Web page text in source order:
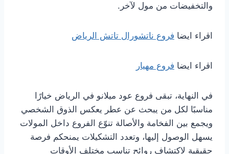
والتخفيضات من مول لآخر.
اقراء ايضا فروع ناتشورال تاتش الرياض
اقراء ايضا فروع مهيار
في النهاية، تبقى فروع عود ميلانو في الرياض خيارًا
مناسبًا لكل من يبحث عن عطر يعكس الذوق الشخصي
ويجمع بين الفخامة والأصالة تنوّع الفروع داخل المولات
يسهل الوصول إليها، وتعدد التشكيلات يمنحكم فرصة
حقيقية لاكتشاف روائح تناسب مختلف الأوقات